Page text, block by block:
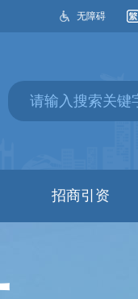
无障碍
招商引资